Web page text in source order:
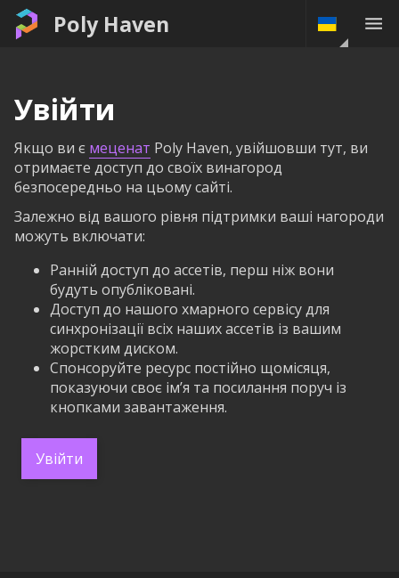
Poly Haven
Увійти
Якщо ви є меценат Poly Haven, увійшовши тут, ви
отримаєте доступ до своїх винагород
безпосередньо на цьому сайті.
Залежно від вашого рівня підтримки ваші нагороди
можуть включати:
Ранній доступ до ассетів, перш ніж вони
будуть опубліковані.
Доступ до нашого хмарного сервісу для
синхронізації всіх наших ассетів із вашим
жорстким диском.
Спонсоруйте ресурс постійно щомісяця,
показуючи своє ім’я та посилання поруч із
кнопками завантаження.
Увійти